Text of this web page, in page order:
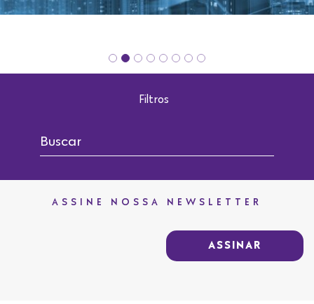
Filtros
ASSINE NOSSA NEWSLETTER
ASSINAR